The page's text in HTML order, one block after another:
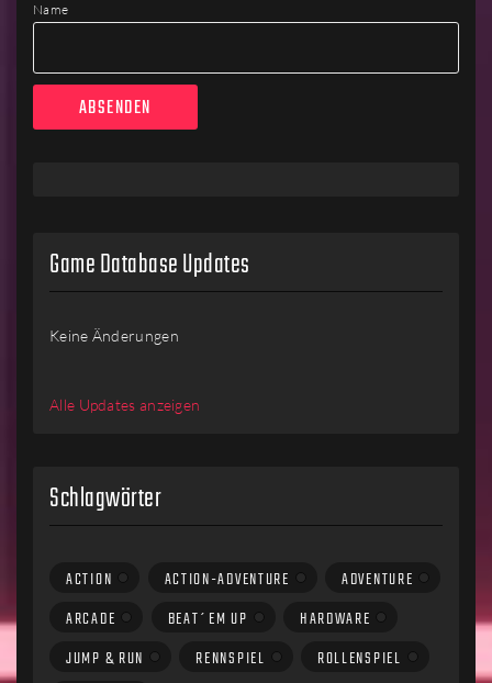
Name
Game Database Updates
Keine Änderungen
Alle Updates anzeigen
Schlagwörter
ACTION ACTION-ADVENTURE
ADVENTURE
ARCADE
BEAT´EM UP
HARDWARE
JUMP & RUN
RENNSPIEL
ROLLENSPIEL